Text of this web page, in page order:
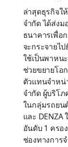
ล่าสุดธุรกิจใ
จำกัด ได้ส่ง
ธนาคารเพื่อ
จะกระจายไ
ใช้เป็นพาหน
ช่วยขยายโอ
ตัวแทนจำหน่
จำกัด ผู้บริโภ
ในกลุ่มรถยน
และ DENZA
อันดับ 1 ครอ
ช่องทางการ